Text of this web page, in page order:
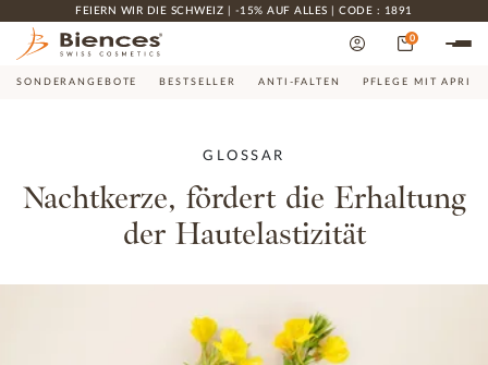
FEIERN WIR DIE SCHWEIZ | -15% AUF ALLES | CODE : 1891
0
SONDERANGEBOTE BESTSELLER ANTI-FALTEN PFLEGE MIT
GLOSSAR
Nachtkerze, fördert die Erhaltung
der Hautelastizität